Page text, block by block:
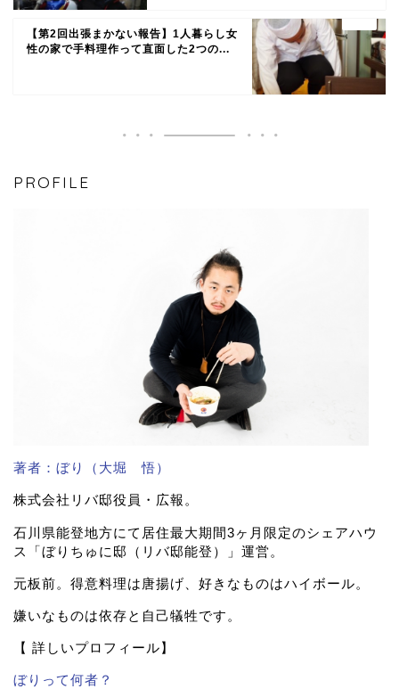
【第2回出張まかない報告】1人暮らし女
性の家で手料理作って直面した2つの...
PROFILE
著者：ぼり（大堀 悟）
株式会社リバ邸役員・広報。
石川県能登地方にて居住最大期間3ヶ月限定のシェアハウ
ス「ぼりちゅに邸（リバ邸能登）」運営。
元板前。得意料理は唐揚げ、好きなものはハイボール。
嫌いなものは依存と自己犠牲です。
【 詳しいプロフィール】
ぼりって何者？